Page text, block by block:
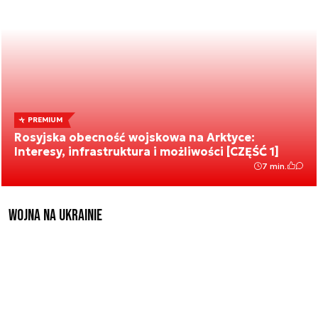
PREMIUM
Rosyjska obecność wojskowa na Arktyce:
Interesy, infrastruktura i możliwości [CZĘŚĆ 1]
7 min.
Wojna na Ukrainie